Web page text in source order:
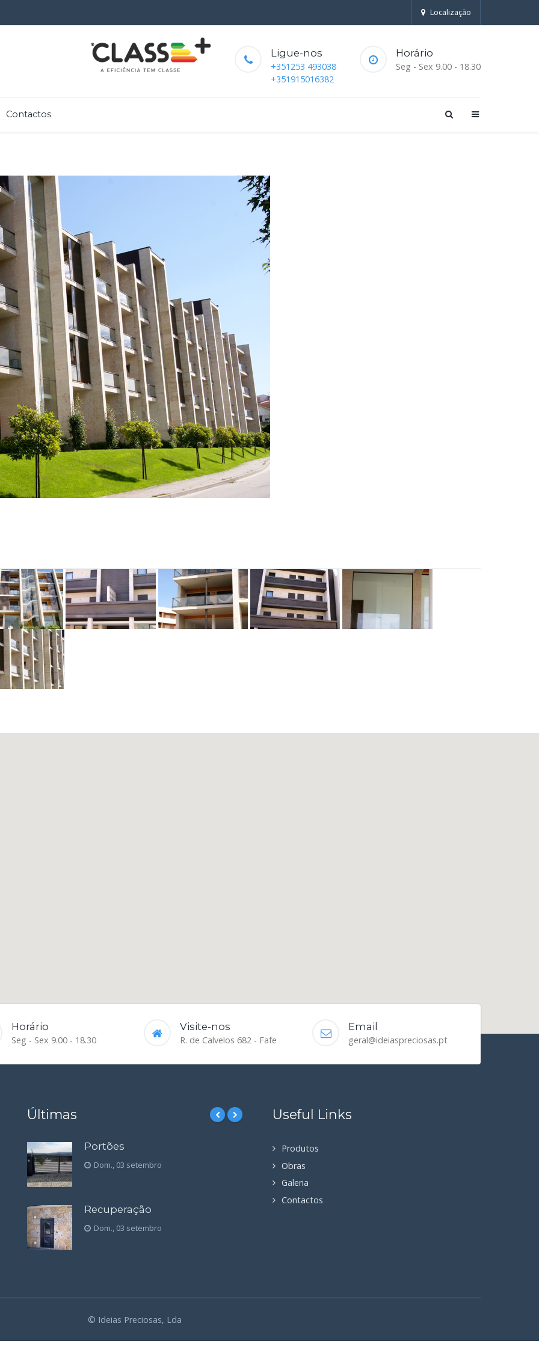
Localização
Ligue-nos
+351253 493038
+351915016382
Horário
Seg - Sex 9.00 - 18.30
Contactos
Horário
Seg - Sex 9.00 - 18.30
Visite-nos
R. de Calvelos 682 - Fafe
Email
geral@ideiaspreciosas.pt
Últimas
Portões
Dom., 03 setembro
Recuperação
Dom., 03 setembro
Useful Links
Produtos
Obras
Galeria
Contactos
© Ideias Preciosas, Lda